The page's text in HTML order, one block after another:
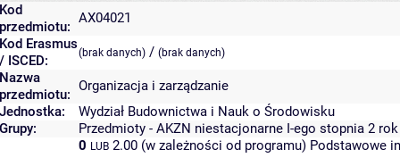
Kod
przedmiotu:
AX04021
Kod Erasmus
/ ISCED:
(brak danych) / (brak danych)
Nazwa
przedmiotu:
Organizacja i zarządzanie
Jednostka:
Wydział Budownictwa i Nauk o Środowisku
Grupy:
Przedmioty - AKZN niestacjonarne I-ego stopnia 2
0 LUB 2.00 (w zależności od programu) Podstawowe